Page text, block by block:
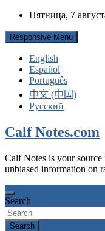
Skip
content
Пятница, 7
Responsive Menu
English
Español
Português
中文 (中国)
Русский
Calf Notes.com
Calf Notes is your
unbiased information on
Search
Search